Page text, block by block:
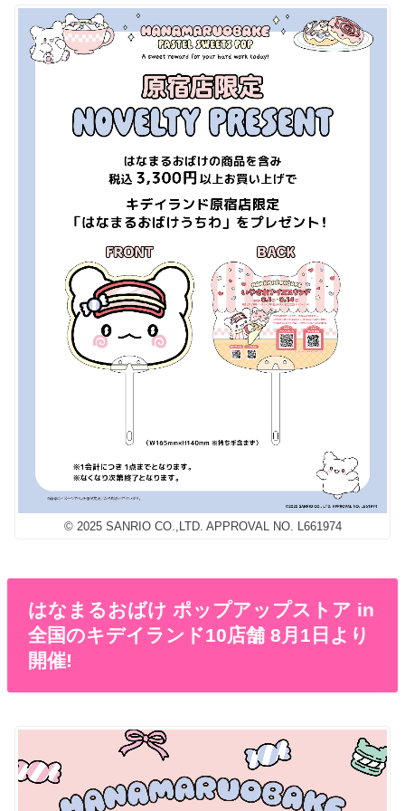
© 2025 SANRIO CO.,LTD. APPROVAL NO. L661974
はなまるおばけ ポップアップストア in
全国のキデイランド10店舗 8月1日より
開催!